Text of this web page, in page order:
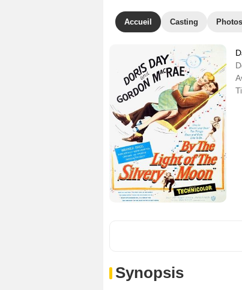
Accueil Casting Photos
Synopsis